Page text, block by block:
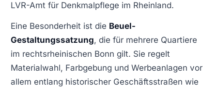
LVR-Amt für Denkmalpflege im Rheinland.
Eine Besonderheit ist die Beuel-
Gestaltungssatzung, die für mehrere Quartiere
im rechtsrheinischen Bonn gilt. Sie regelt
Materialwahl, Farbgebung und Werbeanlagen vor
allem entlang historischer Geschäftsstraßen wie